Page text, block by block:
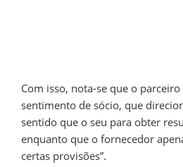
Com isso, nota-se que o
sentimento de sócio, que
sentido que o seu para obter
enquanto que o fornecedor
certas provisões”.